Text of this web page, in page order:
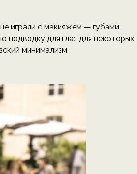
играли с макияжем — губами,
для глаз для некоторых
минимализм.